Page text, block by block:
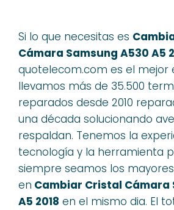
Si lo que necesitas es
Cámara Samsung A530 A5
quotelecom.com es el mejor
llevamos más de 35.500
reparados desde 2010
una década solucionando
respaldan. Tenemos la
tecnología y la herramienta
siempre seamos los
en Cambiar Cristal Cámara
A5 2018 en el mismo dia. El